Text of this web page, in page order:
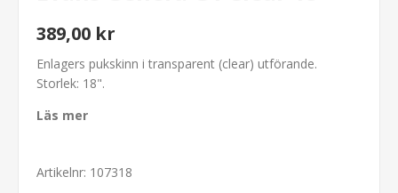
389,00 kr
Enlagers pukskinn i transparent (clear) utförande.
Storlek: 18".
Läs mer
Artikelnr: 107318